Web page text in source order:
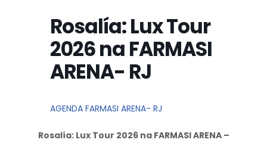
Rosalía: Lux Tour
2026 na FARMASI
ARENA- RJ
AGENDA FARMASI ARENA- RJ
Rosalía: Lux Tour 2026 na FARMASI ARENA –